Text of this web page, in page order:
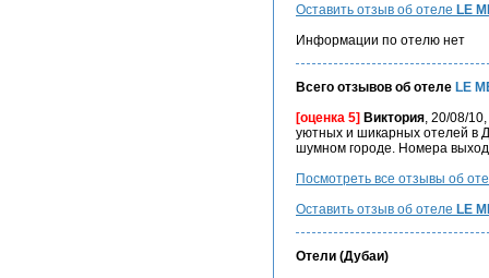
Оставить отзыв об отеле LE
Информации по отелю нет
Всего отзывов об отеле LE
[оценка 5] Виктория, 20/08/
уютных и шикарных отелей в
шумном городе. Номера
Посмотреть все отзывы об
Оставить отзыв об отеле LE
Отели (Дубаи)